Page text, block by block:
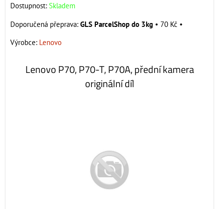
Dostupnost: Skladem
GLS ParcelShop do 3kg • 70 Kč •
Výrobce: Lenovo
Lenovo P70, P70-T, P70A, přední kamera
originální díl